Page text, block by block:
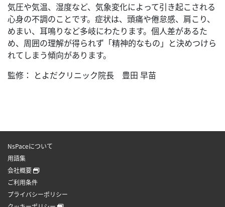
気圧や気温、湿度など、気象変化によって引き起こされる
心身の不調のことです。症状は、頭痛や倦怠感、肩こり、
めまい、耳鳴りなど多岐にわたります。個人差があるた
め、周囲の理解が得られず「精神的なもの」と決めつけら
れてしまう傾向があります。
監修： とよだクリニック院長 豊田 早苗
NsPaceについて
用語集
会社概要
ご利用条件
プライバシーポリシー